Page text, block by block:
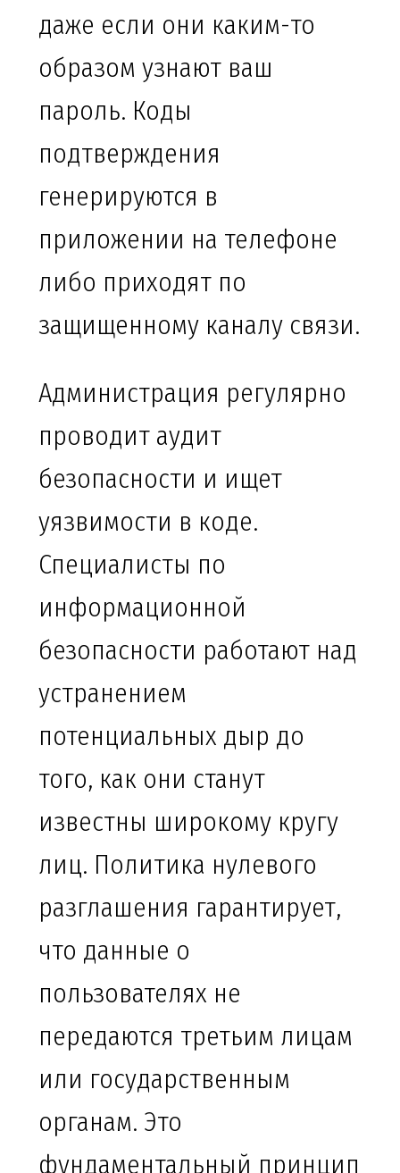
даже если они каким-то
образом узнают ваш
пароль. Коды
подтверждения
генерируются в
приложении на телефоне
либо приходят по
защищенному каналу связи.
Администрация регулярно
проводит аудит
безопасности и ищет
уязвимости в коде.
Специалисты по
информационной
безопасности работают над
устранением
потенциальных дыр до
того, как они станут
известны широкому кругу
лиц. Политика нулевого
разглашения гарантирует,
что данные о
пользователях не
передаются третьим лицам
или государственным
органам. Это
фундаментальный принцип